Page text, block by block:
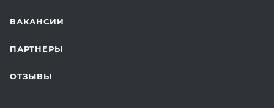
ЛАБОРАТОРНЫЕ ИССЛЕДОВАНИЯ
ВАКАНСИИ
ПАРТНЕРЫ
ОТЗЫВЫ